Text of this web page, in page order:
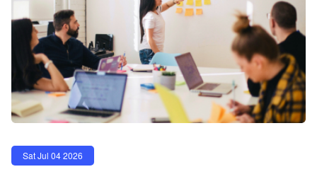
Sat Jul 04 2026